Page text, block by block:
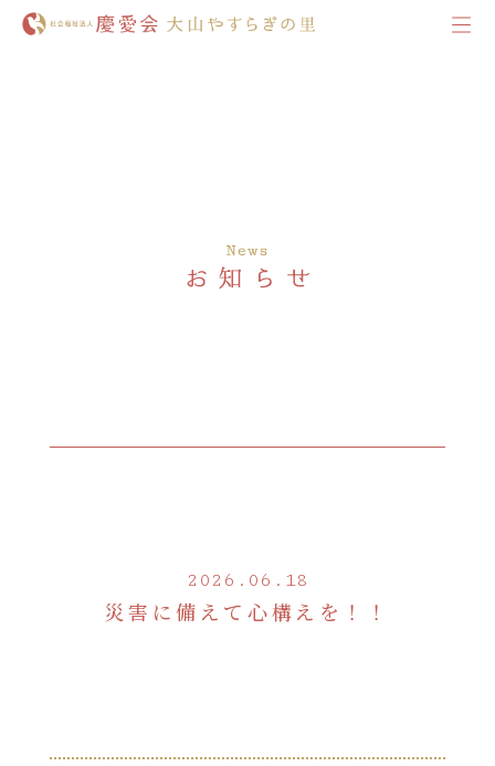
2026.06.18
災害に備えて心構えを！！